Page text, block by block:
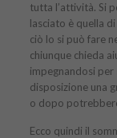
tutta l’attività. Si
lasciato è quella
ciò lo si può fare
chiunque chieda
impegnandosi
disposizione una
o dopo
Ecco quindi il